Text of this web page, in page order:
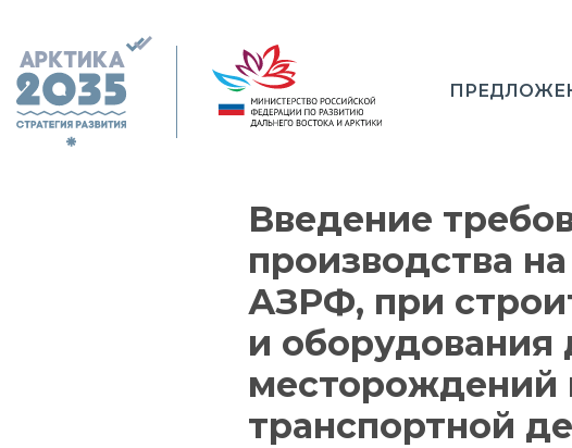
Введение
производства
АЗРФ, при
и оборудования
транспортной